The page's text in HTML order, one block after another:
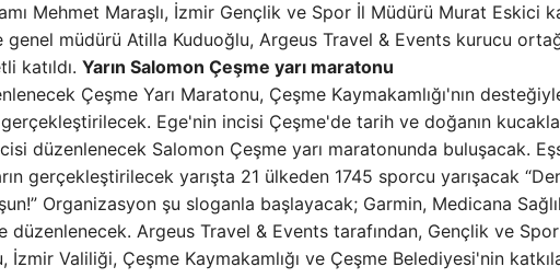
Mehmet Maraşlı, İzmir Gençlik ve Spor İl Müdürü Murat Eskici
müdürü Atilla Kuduoğlu, Argeus Travel & Events kurucu
katıldı. Yarın Salomon Çeşme yarı maratonu
Çeşme Yarı Maratonu, Çeşme Kaymakamlığı'nın
Ege'nin incisi Çeşme'de tarih ve doğanın
düzenlenecek Salomon Çeşme yarı maratonunda buluşacak.
gerçekleştirilecek yarışta 21 ülkeden 1745 sporcu yarışacak
Organizasyon şu sloganla başlayacak; Garmin, Medicana
düzenlenecek. Argeus Travel & Events tarafından, Gençlik ve Spor
İzmir Valiliği, Çeşme Kaymakamlığı ve Çeşme Belediyesi'nin